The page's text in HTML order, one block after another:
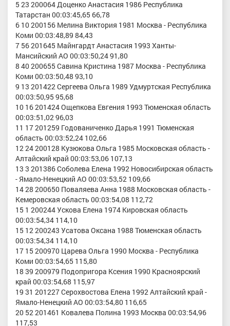
5 23 200064 Доценко Анастасия 1986 Республика
Татарстан 00:03:45,65 66,78
6 10 200156 Мелина Виктория 1981 Москва - Республика
Коми 00:03:48,89 84,43
7 56 201645 Майнгардт Анастасия 1993 Ханты-
Мансийский АО 00:03:50,24 91,80
8 40 200655 Савина Кристина 1987 Москва - Республика
Коми 00:03:50,48 93,10
9 13 201422 Сергеева Ольга 1989 Удмуртская Республика
00:03:50,95 95,68
10 16 201424 Ощепкова Евгения 1993 Тюменская область
00:03:51,02 96,03
11 17 201259 Годованиченко Дарья 1991 Тюменская
область 00:03:52,24 102,66
12 24 200128 Кузюкова Ольга 1985 Московская область -
Алтайский край 00:03:53,06 107,13
13 3 201386 Соболева Елена 1992 Новосибирская область
- Ямало-Ненецкий АО 00:03:53,52 109,66
14 28 200650 Поваляева Анна 1988 Московская область -
Кемеровская область 00:03:54,08 112,72
15 1 200244 Ускова Елена 1974 Кировская область
00:03:54,34 114,10
15 12 200243 Усатова Оксана 1988 Тюменская область
00:03:54,34 114,10
17 15 200970 Царева Ольга 1990 Москва - Республика
Коми 00:03:54,65 115,80
18 39 200979 Подопригора Ксения 1990 Красноярский
край 00:03:54,68 115,97
19 31 201227 Серохвостова Елена 1992 Алтайский край -
Ямало-Ненецкий АО 00:03:54,80 116,65
20 52 201461 Ковалева Полина 1993 Москва 00:03:54,96
117,53